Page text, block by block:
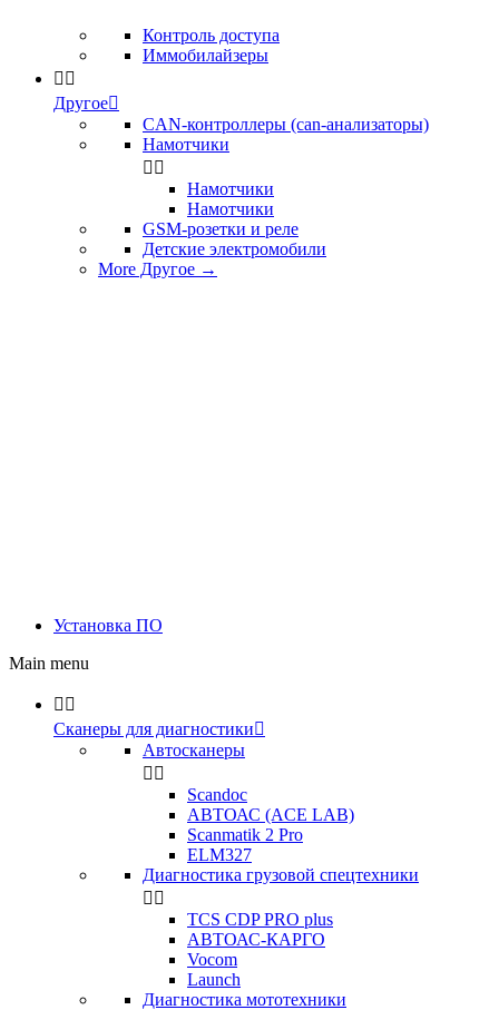
Контроль доступа
Иммобилайзеры
 
Другое
CAN-контроллеры (can-анализаторы)
Намотчики
 
Намотчики
Намотчики
GSM-розетки и реле
Детские электромобили
More Другое →
Установка ПО
Main menu
 
Сканеры для диагностики
Автосканеры
 
Scandoc
АВТОАС (ACE LAB)
Scanmatik 2 Pro
ELM327
Диагностика грузовой спецтехники
 
TCS CDP PRO plus
АВТОАС-КАРГО
Vocom
Launch
Диагностика мототехники